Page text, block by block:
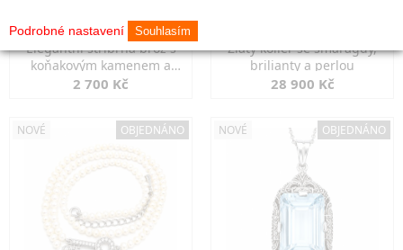
Elegantní stříbrná brož s
koňakovým kamenem a
markazity
2 700 Kč
Zlatý kolier se smaragdy,
brilianty a perlou
28 900 Kč
NOVÉ OBJEDNÁNO NOVÉ OBJEDNÁNO
Podrobné nastavení Souhlasím